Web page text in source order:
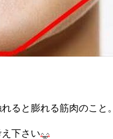
ると膨れる筋肉のこと。
下さい